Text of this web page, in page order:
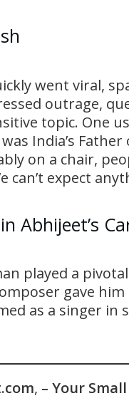
went viral,
outrage,
topic. One
India’s
on a chair,
can’t expect
Abhijeet’s
played a
gave
as a singer in
, – Your